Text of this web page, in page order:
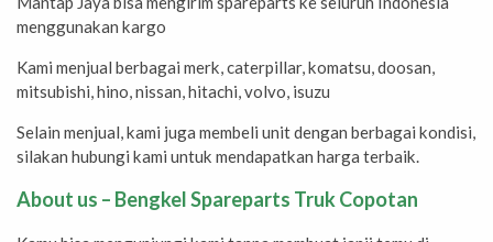
menggunakan kargo
Kami menjual berbagai merk, caterpillar, komatsu, doosan,
mitsubishi, hino, nissan, hitachi, volvo, isuzu
Selain menjual, kami juga membeli unit dengan berbagai kondisi,
silakan hubungi kami untuk mendapatkan harga terbaik.
About us – Bengkel Spareparts Truk Copotan